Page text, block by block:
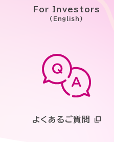
For Investors
(English)
よくあるご質問